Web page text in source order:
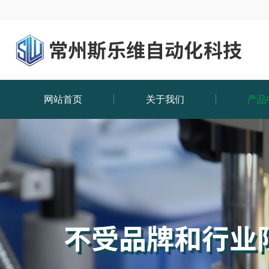
网站首页 关于我们 产品